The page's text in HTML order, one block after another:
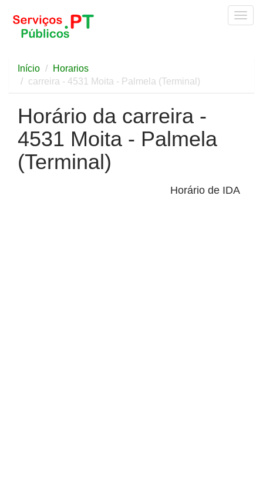
Início
Horarios
carreira - 4531 Moita - Palmela (Terminal)
Horário da carreira -
4531 Moita - Palmela
(Terminal)
Horário de IDA